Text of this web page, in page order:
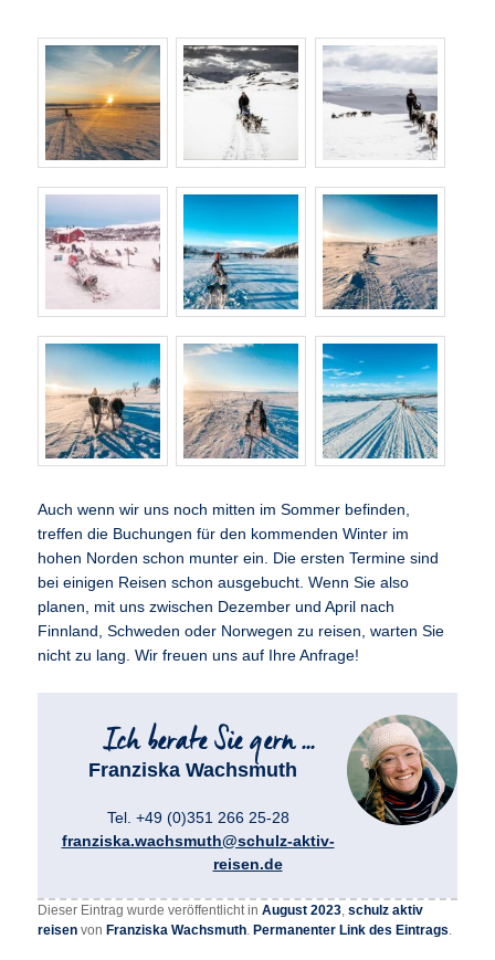
Auch wenn wir uns noch mitten im Sommer befinden,
treffen die Buchungen für den kommenden Winter im
hohen Norden schon munter ein. Die ersten Termine sind
bei einigen Reisen schon ausgebucht. Wenn Sie also
planen, mit uns zwischen Dezember und April nach
Finnland, Schweden oder Norwegen zu reisen, warten Sie
nicht zu lang. Wir freuen uns auf Ihre Anfrage!
Franziska Wachsmuth
Tel. +49 (0)351 266 25-28
franziska.wachsmuth@schulz-aktiv-
reisen.de
Dieser Eintrag wurde veröffentlicht inAugust 2023,schulz aktiv
reisen vonFranziska Wachsmuth.Permanenter Link des Eintrags.